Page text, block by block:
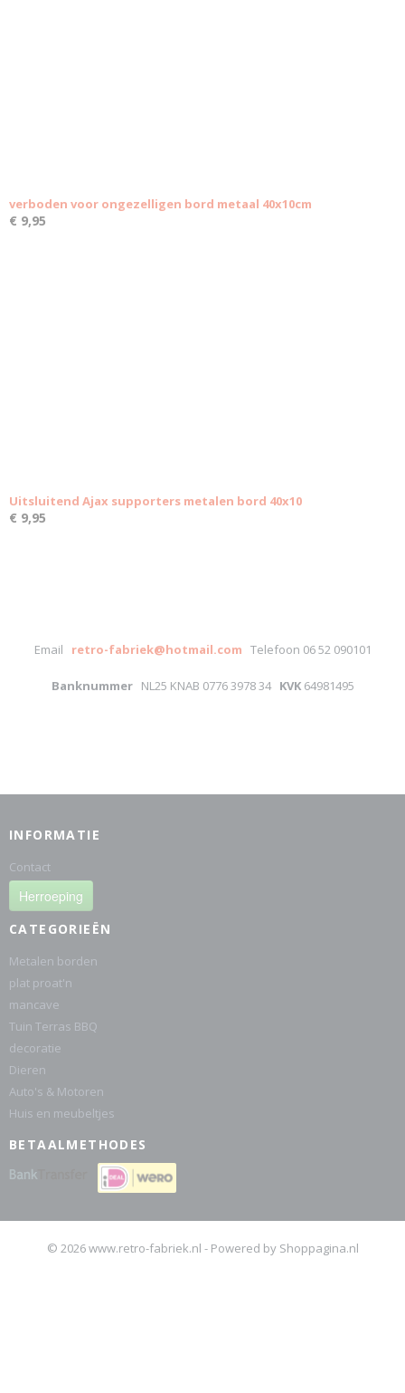
verboden voor ongezelligen bord metaal 40x10cm
€ 9,95
Uitsluitend Ajax supporters metalen bord 40x10
€ 9,95
Email retro-fabriek@hotmail.com Telefoon 06 52 090101
Banknummer NL25 KNAB 0776 3978 34 KVK64981495
INFORMATIE
Contact
Herroeping
CATEGORIEËN
Metalen borden
plat proat'n
mancave
Tuin Terras BBQ
decoratie
Dieren
Auto's & Motoren
Huis en meubeltjes
BETAALMETHODES
© 2026 www.retro-fabriek.nl - Powered by Shoppagina.nl